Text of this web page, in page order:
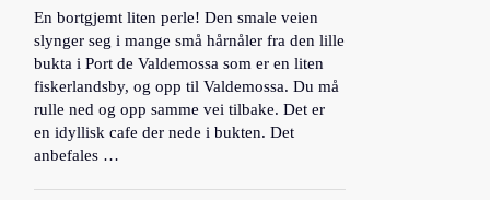
En bortgjemt liten perle! Den smale veien
slynger seg i mange små hårnåler fra den lille
bukta i Port de Valdemossa som er en liten
fiskerlandsby, og opp til Valdemossa. Du må
rulle ned og opp samme vei tilbake. Det er
en idyllisk cafe der nede i bukten. Det
anbefales …